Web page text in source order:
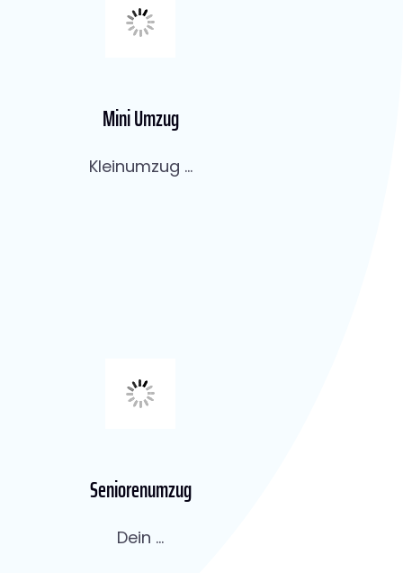
Mini Umzug
Kleinumzug ...
Seniorenumzug
Dein ...